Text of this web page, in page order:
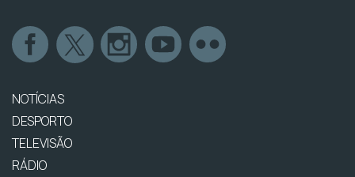
NOTÍCIAS
DESPORTO
TELEVISÃO
RÁDIO